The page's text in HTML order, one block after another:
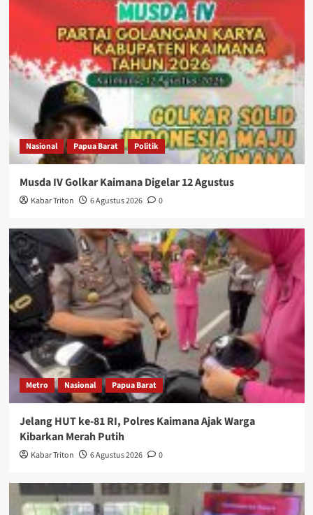
Nasional Papua Barat Politik
Musda IV Golkar Kaimana Digelar 12 Agustus
Kabar Triton 6 Agustus 2026 0
Metro Nasional Papua Barat
Jelang HUT ke-81 RI, Polres Kaimana Ajak Warga
Kibarkan Merah Putih
Kabar Triton 6 Agustus 2026 0